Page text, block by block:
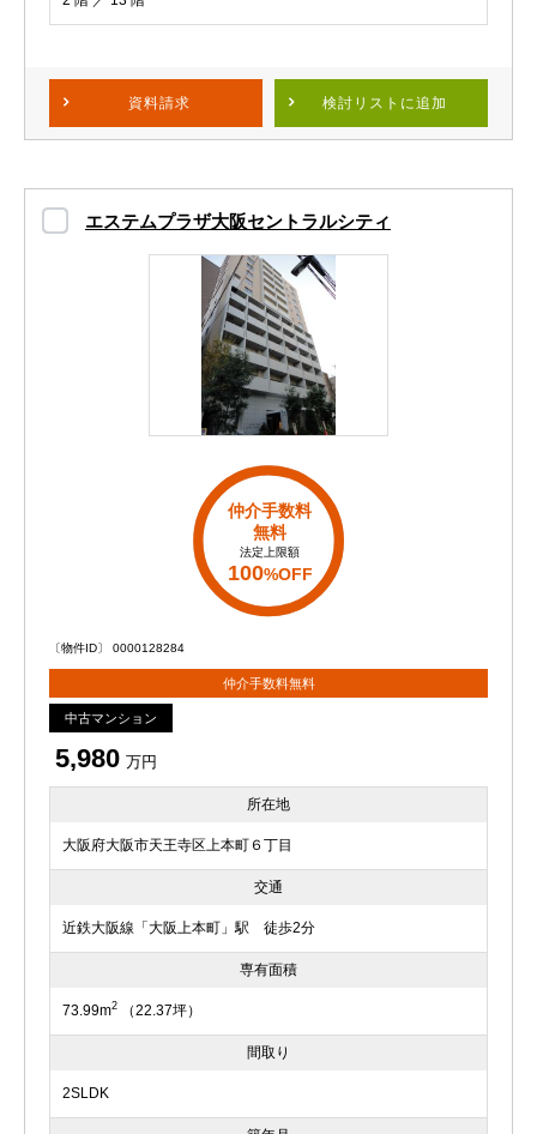
資料請求 検討リスト に追加
エステムプラザ大阪セントラルシティ
仲介手数料
無料
法定上限額
100%OFF
〔物件ID〕 0000128284
仲介手数料無料
中古マンション
5,980 万円
所在地
大阪府大阪市天王寺区上本町６丁目
交通
近鉄大阪線「大阪上本町」駅 徒歩2分
専有面積
73.99m2 （22.37坪）
間取り
2SLDK